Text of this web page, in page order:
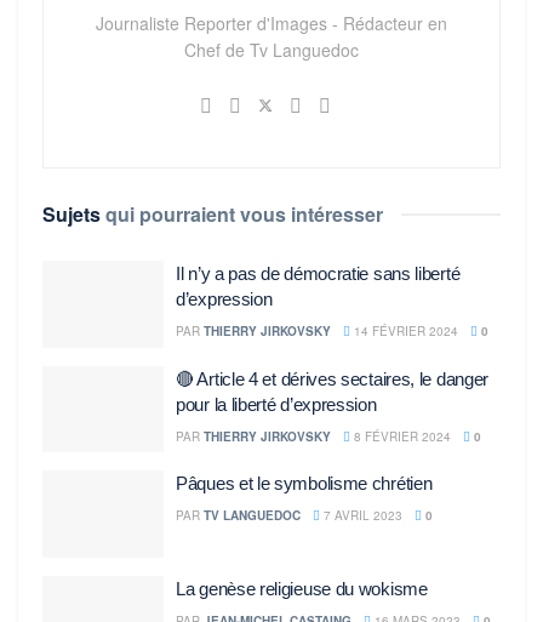
Journaliste Reporter d'Images - Rédacteur en
Chef de Tv Languedoc
Sujetsqui pourraient vous intéresser
Il n’y a pas de démocratie sans liberté
d’expression
PAR THIERRY JIRKOVSKY 14 FÉVRIER 2024 0
🔴 Article 4 et dérives sectaires, le danger
pour la liberté d’expression
PAR THIERRY JIRKOVSKY 8 FÉVRIER 2024 0
Pâques et le symbolisme chrétien
PAR TV LANGUEDOC 7 AVRIL 2023 0
La genèse religieuse du wokisme